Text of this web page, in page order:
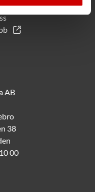
AB
38
00